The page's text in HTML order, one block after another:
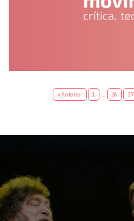
« Anterior 1 36 37